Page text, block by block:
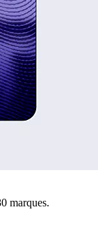
marques.